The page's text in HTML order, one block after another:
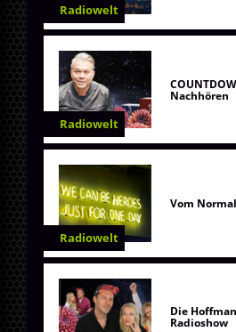
Radiowelt
Radiowelt
Nachhören
Radiowelt
Vom
Die
Radioshow